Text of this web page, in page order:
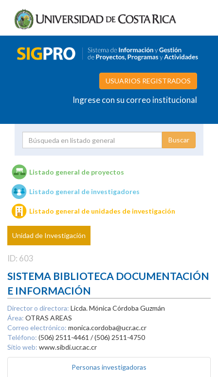
USUARIOS REGISTRADOS
Ingrese con su correo institucional
Unidades de investigación
Listado general de proyectos
Listado general de investigadores
Listado general de unidades de investigación
Unidad de Investigación
ID: 603
SISTEMA BIBLIOTECA DOCUMENTACIÓN
E INFORMACIÓN
Director o directora: Licda. Mónica Córdoba Guzmán
Área: OTRAS AREAS
Correo electrónico: monica.cordoba@ucr.ac.cr
Teléfono: (506) 2511-4461 / (506) 2511-4750
Sitio web: www.sibdi.ucr.ac.cr
Personas investigadoras